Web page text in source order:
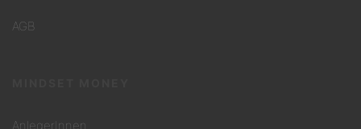
AGB
AnlegerInnen